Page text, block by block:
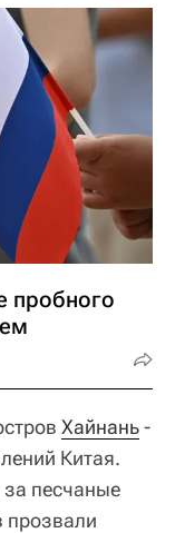
пробного
Хайнань-
Китая.
за песчаные
прозвали